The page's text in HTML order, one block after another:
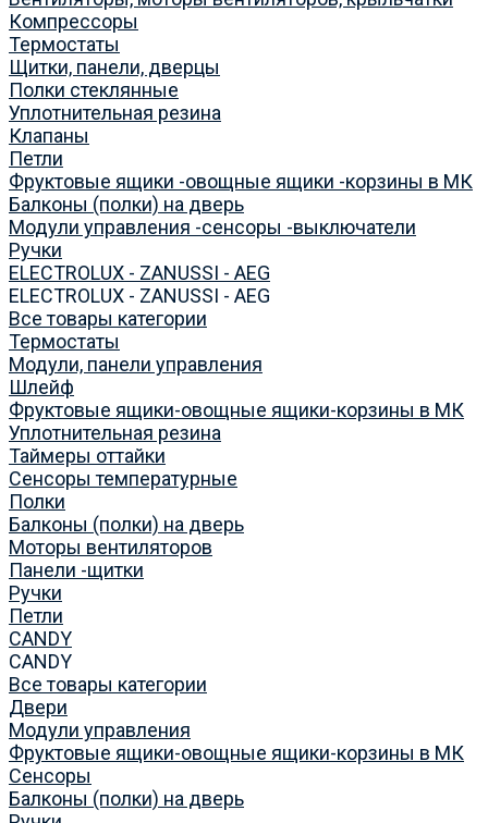
Компрессоры
Термостаты
Щитки, панели, дверцы
Полки стеклянные
Уплотнительная резина
Клапаны
Петли
Фруктовые ящики -овощные ящики -корзины в МК
Балконы (полки) на дверь
Модули управления -сенсоры -выключатели
Ручки
ELECTROLUX - ZANUSSI - AEG
ELECTROLUX - ZANUSSI - AEG
Все товары категории
Термостаты
Модули, панели управления
Шлейф
Фруктовые ящики-овощные ящики-корзины в МК
Уплотнительная резина
Таймеры оттайки
Сенсоры температурные
Полки
Балконы (полки) на дверь
Моторы вентиляторов
Панели -щитки
Ручки
Петли
CANDY
CANDY
Все товары категории
Двери
Модули управления
Фруктовые ящики-овощные ящики-корзины в МК
Сенсоры
Балконы (полки) на дверь